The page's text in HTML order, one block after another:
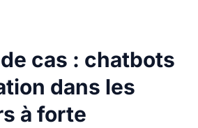
cas : chatbots
dans les
à forte